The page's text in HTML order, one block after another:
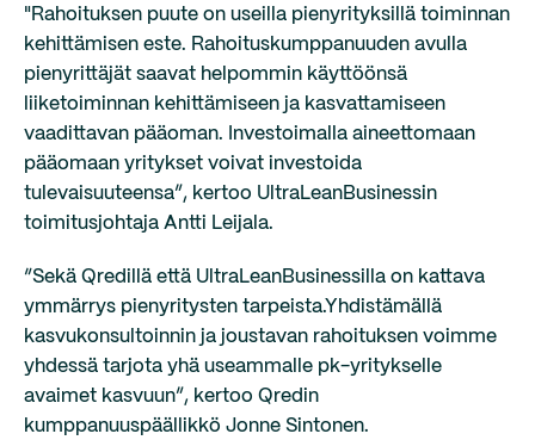
"Rahoituksen puute on useilla pienyrityksillä toiminnan
kehittämisen este. Rahoituskumppanuuden avulla
pienyrittäjät saavat helpommin käyttöönsä
liiketoiminnan kehittämiseen ja kasvattamiseen
vaadittavan pääoman. Investoimalla aineettomaan
pääomaan yritykset voivat investoida
tulevaisuuteensa”, kertoo UltraLeanBusinessin
toimitusjohtaja Antti Leijala.
“Sekä Qredillä että UltraLeanBusinessilla on kattava
ymmärrys pienyritysten tarpeista.Yhdistämällä
kasvukonsultoinnin ja joustavan rahoituksen voimme
yhdessä tarjota yhä useammalle pk-yritykselle
avaimet kasvuun”, kertoo Qredin
kumppanuuspäällikkö Jonne Sintonen.